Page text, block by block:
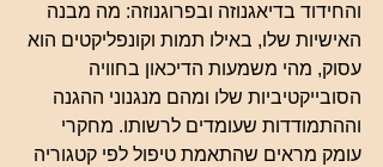
והחידוד בדיאגנוזה ובפרוגנוזה: מה מבנה
האישיות שלו, באילו תמות וקונפליקטים הוא
עסוק, מהי משמעות הדיכאון בחוויה
הסובייקטיביות שלו ומהם מנגנוני ההגנה
וההתמודדות שעומדים לרשותו. מחקרי
עומק מראים שהתאמת טיפול לפי קטגוריה